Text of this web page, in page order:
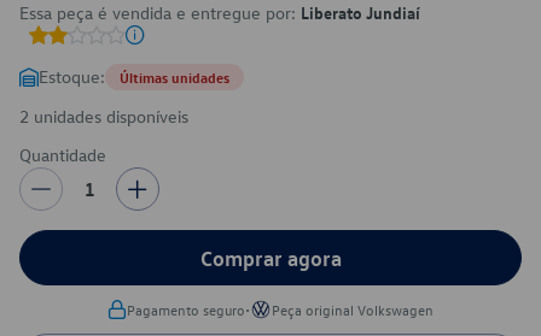
Essa peça é vendida e entregue por: Liberato Jundiaí
Estoque: Últimas unidades
2 unidades disponíveis
Quantidade
1
Comprar agora
Pagamento seguro• Peça original Volkswagen